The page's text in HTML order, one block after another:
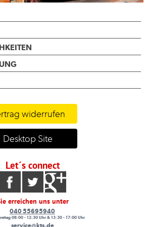
widerrufen
Desktop Site
Let´s connect
erreichen uns unter
040 55695940
08:00 - 12:30 Uhr & 13:30 - 17:00 Uhr
service@kts.de